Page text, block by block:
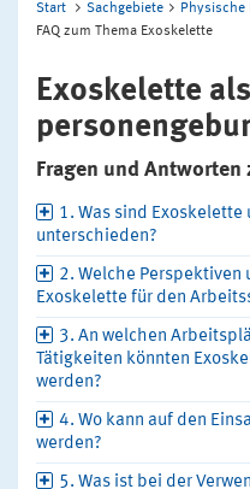
Start Sachgebiete
Physische
FAQ zum Thema Exoskelette
Exoskelette als
Fragen und Antworten
1. Was sind
unterschieden?
2. Welche Perspektiven
Exoskelette für den
3. An welchen
Tätigkeiten könnten
werden?
4. Wo kann auf den
werden?
5. Was ist bei der